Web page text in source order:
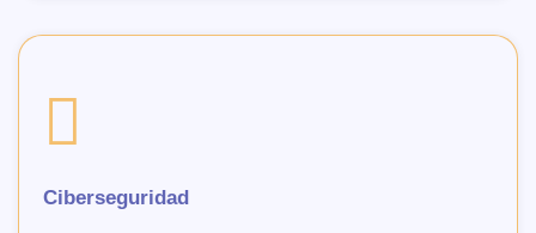
Ciberseguridad